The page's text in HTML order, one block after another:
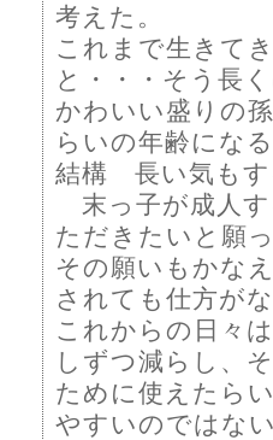
考えた。
これまで生きて
と・・・そう長
かわいい盛りの
らいの年齢にな
結構 長い気もす
末っ子が成人
ただきたいと願
その願いもか
されても仕方が
これからの日々
しずつ減らし、
ために使えたら
やすいのではな